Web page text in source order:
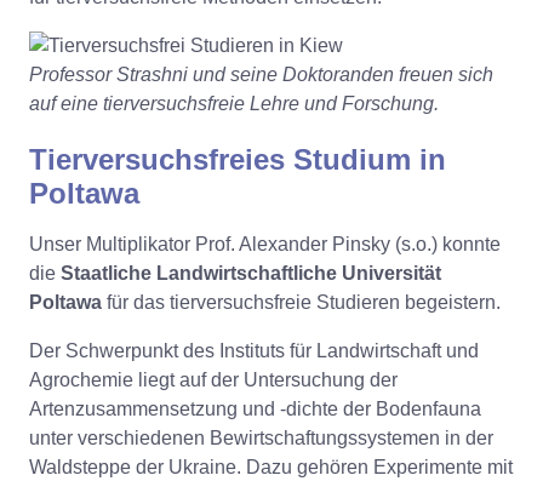
Professor Strashni und seine Doktoranden freuen sich
auf eine tierversuchsfreie Lehre und Forschung.
Tierversuchsfreies Studium in
Poltawa
Unser Multiplikator Prof. Alexander Pinsky (s.o.) konnte
die Staatliche Landwirtschaftliche Universität
Poltawa für das tierversuchsfreie Studieren begeistern.
Der Schwerpunkt des Instituts für Landwirtschaft und
Agrochemie liegt auf der Untersuchung der
Artenzusammensetzung und -dichte der Bodenfauna
unter verschiedenen Bewirtschaftungssystemen in der
Waldsteppe der Ukraine. Dazu gehören Experimente mit